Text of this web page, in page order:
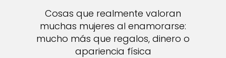
Cosas que realmente valoran
muchas mujeres al enamorarse:
mucho más que regalos, dinero o
apariencia física